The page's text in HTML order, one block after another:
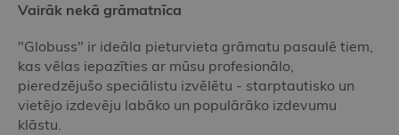
Vairāk nekā grāmatnīca
"Globuss" ir ideāla pieturvieta grāmatu pasaulē tiem,
kas vēlas iepazīties ar mūsu profesionālo,
pieredzējušo speciālistu izvēlētu - starptautisko un
vietējo izdevēju labāko un populārāko izdevumu
klāstu.